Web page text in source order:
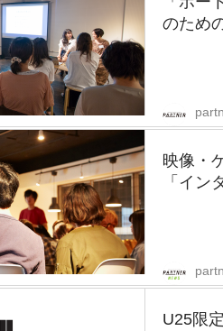
のため
映像・
「イン
U25限